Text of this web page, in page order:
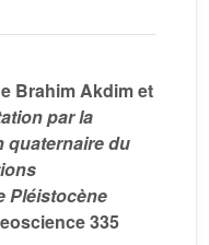
Brahim Akdim et
par la
quaternaire du
Pléistocène
335